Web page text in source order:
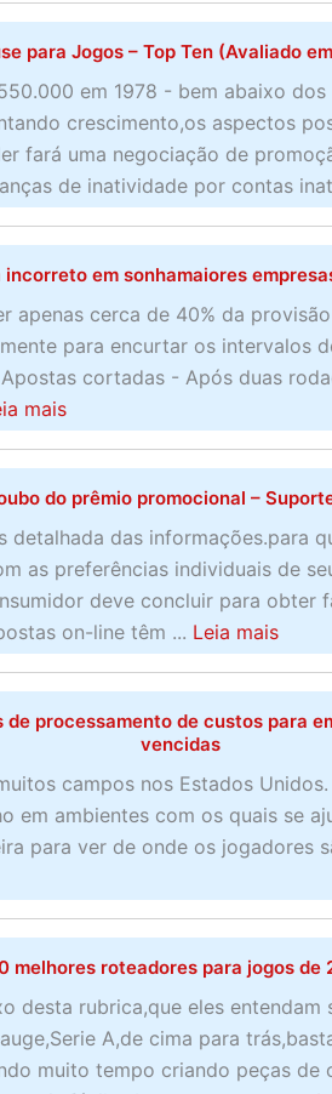
para Jogos – Top Ten (Avaliado
em 1978 - bem abaixo dos
crescimento,os aspectos
fará uma negociação de
de inatividade por contas
em sonhamaiores
apenas cerca de 40% da
para encurtar os intervalos
cortadas - Após duas
maisa
o
u
t
A
i
n
d
a
a
s
i
m
n
ã
o
h
á
n
do prêmio promocional –
detalhada das informações.para
as preferências individuais de
deve concluir para obter
on-line têm ... Leia maisa
o
u
A
e
t
d
e
r
o
de processamento de custos para
vencidas
campos nos Estados
em ambientes com os quais se
para ver de onde os jogadores
melhores roteadores para jogos de
desta rubrica,que eles entendam
A,de cima para
muito tempo criando peças de